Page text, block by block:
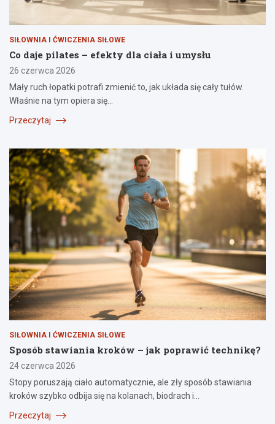
SIŁOWNIA I ĆWICZENIA SIŁOWE
Co daje pilates – efekty dla ciała i umysłu
26 czerwca 2026
Mały ruch łopatki potrafi zmienić to, jak układa się cały tułów.
Właśnie na tym opiera się…
Przeczytaj
SIŁOWNIA I ĆWICZENIA SIŁOWE
Sposób stawiania kroków – jak poprawić technikę?
24 czerwca 2026
Stopy poruszają ciało automatycznie, ale zły sposób stawiania
kroków szybko odbija się na kolanach, biodrach i…
Przeczytaj